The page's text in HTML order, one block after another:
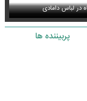
در لباس دامادی
پربیننده ها